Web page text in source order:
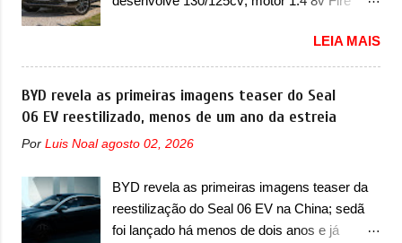
Volkswagen fazia sua estréia no mercado.
que chegava depois de um ano de atraso. A
invasão de 1994 foi marcava pelos
franceses, alemães, japoneses e coreanos
que chegaram arrancando corações em
nosso mercado. Os importados que mais se
Renault R19 que vinha em 3 versões de
carroceria, sendo duas do hatch e o sedan, a
famosa Kia Besta, o Vol...
oficialmente a nova Strada, que aparece com
mudanças visuais e com uma nova opção de
motor. Depois da picape compacta receber o
câmbio automático CVT no ano passado, a
do motor 1.0 12v Turbo Flex, conhecido
a Fiat Strada soube ser mutável com
avanços importantes que a concorrência
nunca conseguiu acompanhar e agora ela
LEIA MAIS
BYD revela as primeiras imagens teaser do Seal
06 EV reestilizado, menos de um ano da estreia
Por Luis Noal agosto 02, 2026
BYD revela as primeiras imagens teaser da
reestilização do Seal 06 EV na China; sedã
foi lançado há menos de dois anos e já